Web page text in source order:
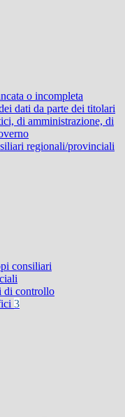
o incompleta
dati da parte dei titolari
di amministrazione, di
regionali/provinciali
consiliari
di controllo
3